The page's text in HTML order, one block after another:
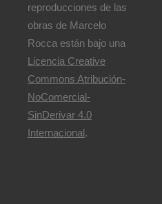
reproducciones de las
obras de Marcelo
Rocca están bajo una
Licencia Creative
Commons Atribución-
NoComercial-
SinDerivar 4.0
Internacional.